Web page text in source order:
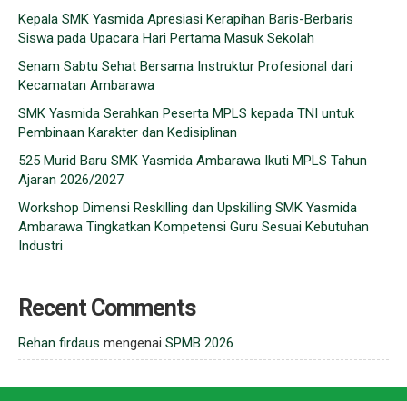
Kepala SMK Yasmida Apresiasi Kerapihan Baris-Berbaris
Siswa pada Upacara Hari Pertama Masuk Sekolah
Senam Sabtu Sehat Bersama Instruktur Profesional dari
Kecamatan Ambarawa
SMK Yasmida Serahkan Peserta MPLS kepada TNI untuk
Pembinaan Karakter dan Kedisiplinan
525 Murid Baru SMK Yasmida Ambarawa Ikuti MPLS Tahun
Ajaran 2026/2027
Workshop Dimensi Reskilling dan Upskilling SMK Yasmida
Ambarawa Tingkatkan Kompetensi Guru Sesuai Kebutuhan
Industri
Recent Comments
Rehan firdaus mengenai SPMB 2026